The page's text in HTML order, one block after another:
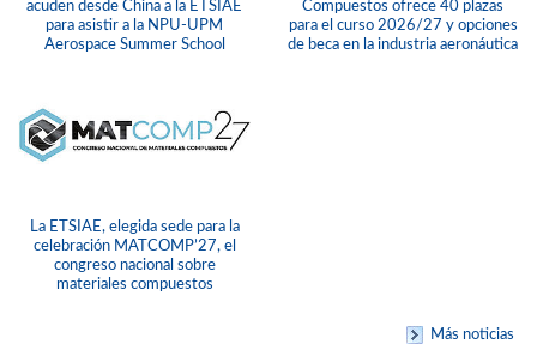
acuden desde China a la ETSIAE
para asistir a la NPU-UPM
Aerospace Summer School
Compuestos ofrece 40 plazas
para el curso 2026/27 y opciones
de beca en la industria aeronáutica
La ETSIAE, elegida sede para la
celebración MATCOMP’27, el
congreso nacional sobre
materiales compuestos
Más noticias